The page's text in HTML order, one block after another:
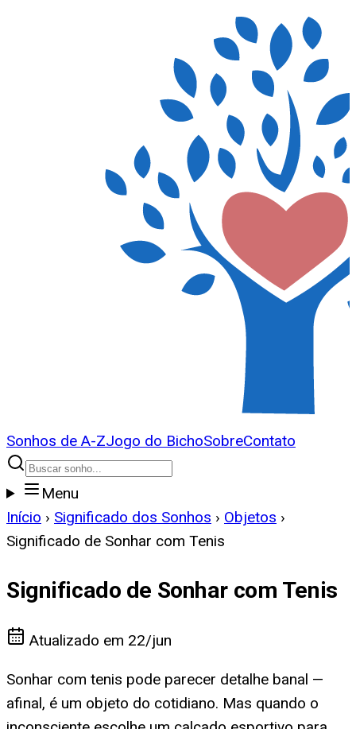
Sonhos de A-ZJogo do BichoSobreContato
Menu
Início › Significado dos Sonhos › Objetos ›
Significado de Sonhar com Tenis
Significado de Sonhar com Tenis
Atualizado em 22/jun
Sonhar com tenis pode parecer detalhe banal —
afinal, é um objeto do cotidiano. Mas quando o